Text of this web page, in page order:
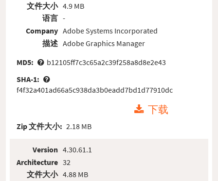
文件大小
语言
Company
描述
4.9 MB
-
Adobe Systems Incorporated
Adobe Graphics Manager
MD5:
b12105ff7c3c65a2c39f258a8d8e2e43
SHA-1:
f4f32a401ad66a5c938da3b0eadd7bd1d77910dc
下载
Zip 文件大小: 2.18 MB
Version
Architecture
文件大小
4.30.61.1
32
4.88 MB